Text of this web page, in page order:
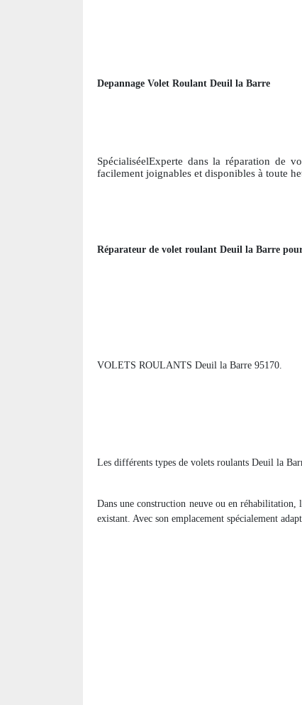
Depannage Volet Roulant Deuil la Barre
SpécialiséelExperte dans la réparation de
facilement joignables et disponibles à toute
Réparateur de volet roulant Deuil la Barre
VOLETS ROULANTS Deuil la Barre 95170.
Les différents types de volets roulants Deuil la
Dans une construction neuve ou en réhabilitation,
existant. Avec son emplacement spécialement